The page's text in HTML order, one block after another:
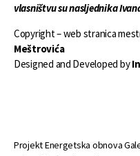
vlasništvu su nasljednika
Copyright – web stranica
Meštrovića
Designed and Developed by
Projekt Energetska obnova